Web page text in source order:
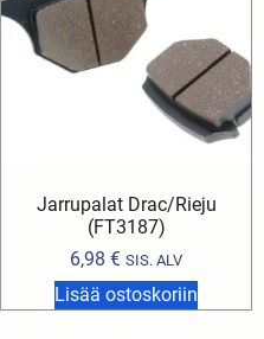
Jarrupalat Drac/Rieju
(FT3187)
6,98 € SIS. ALV
Lisää ostoskoriin